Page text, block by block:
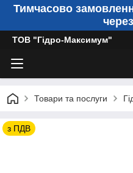
Тимчасово
ТОВ "Гідро-Максимум"
Товари та послуги
з ПДВ